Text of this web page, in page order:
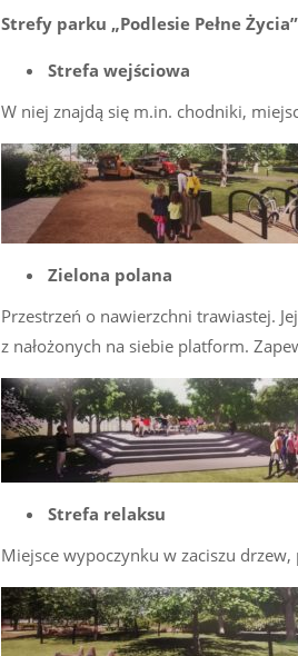
Strefy parku „Podlesie Pełne Życia”
Strefa wejściowa
W niej znajdą się m.in. chodniki,
Zielona polana
Przestrzeń o nawierzchni trawiastej.
z nałożonych na siebie platform.
Strefa relaksu
Miejsce wypoczynku w zaciszu